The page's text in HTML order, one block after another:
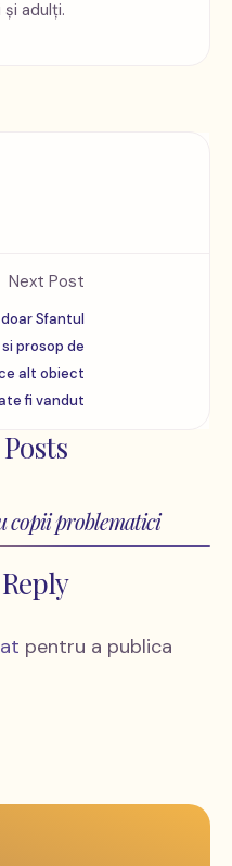
adulți.
Next Post
Sfantul
prosop de
alt obiect
fi vandut
copii problematici
pentru a publica